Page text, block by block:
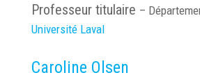
Professeur titulaire –
Université Laval
Caroline Olsen